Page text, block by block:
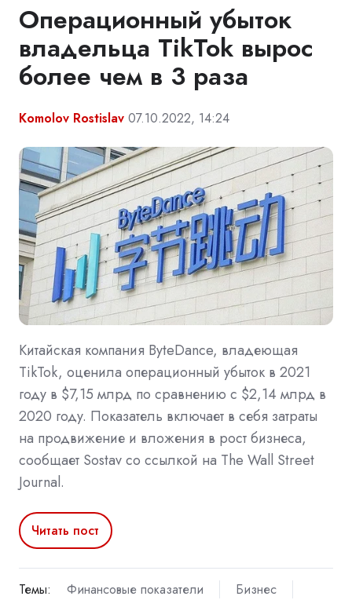
Операционный убыток
владельца TikTok вырос
более чем в 3 раза
Komolov Rostislav 07.10.2022, 14:24
Китайская компания ByteDance, владеющая
TikTok, оценила операционный убыток в 2021
году в $7,15 млрд по сравнению с $2,14 млрд в
2020 году. Показатель включает в себя затраты
на продвижение и вложения в рост бизнеса,
сообщает Sostav со ссылкой на The Wall Street
Journal.
Читать пост
Темы: Финансовые показатели
Бизнес